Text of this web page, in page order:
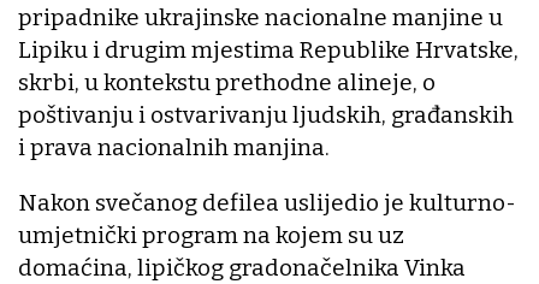
pripadnike ukrajinske nacionalne manjine u
Lipiku i drugim mjestima Republike Hrvatske,
skrbi, u kontekstu prethodne alineje, o
poštivanju i ostvarivanju ljudskih, građanskih
i prava nacionalnih manjina.
Nakon svečanog defilea uslijedio je kulturno-
umjetnički program na kojem su uz
domaćina, lipičkog gradonačelnika Vinka